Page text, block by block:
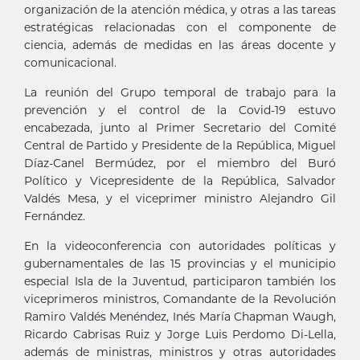
organización de la atención médica, y otras a las tareas
estratégicas relacionadas con el componente de
ciencia, además de medidas en las áreas docente y
comunicacional.
La reunión del Grupo temporal de trabajo para la
prevención y el control de la Covid-19 estuvo
encabezada, junto al Primer Secretario del Comité
Central de Partido y Presidente de la República, Miguel
Díaz-Canel Bermúdez, por el miembro del Buró
Político y Vicepresidente de la República, Salvador
Valdés Mesa, y el viceprimer ministro Alejandro Gil
Fernández.
En la videoconferencia con autoridades políticas y
gubernamentales de las 15 provincias y el municipio
especial Isla de la Juventud, participaron también los
viceprimeros ministros, Comandante de la Revolución
Ramiro Valdés Menéndez, Inés María Chapman Waugh,
Ricardo Cabrisas Ruiz y Jorge Luis Perdomo Di-Lella,
además de ministras, ministros y otras autoridades